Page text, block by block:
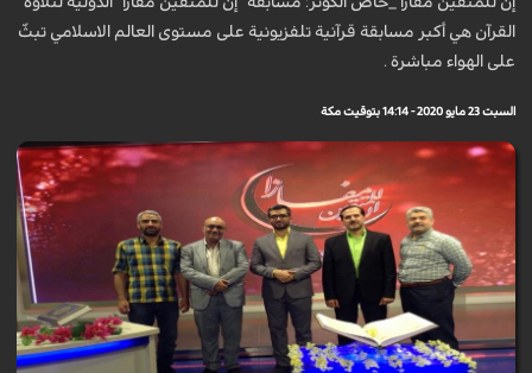
القرآن هي أكبر مسابقة قرآنية تلفزيونية على مستوى العالم الاسلامي تبثّ
على الهواء مباشرة .
السبت 23 مايو 2020 - 14:14 بتوقيت مكة